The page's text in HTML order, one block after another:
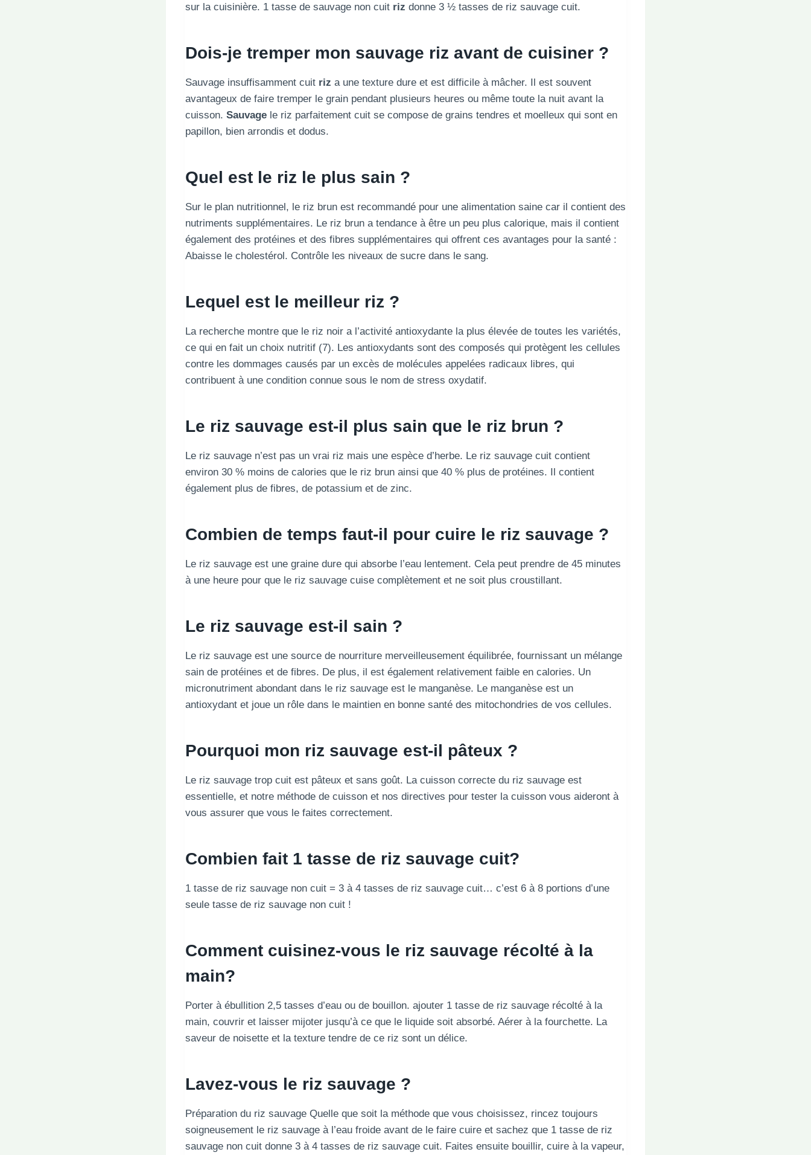
sur la cuisinière. 1 tasse de sauvage non cuit riz donne 3 ½ tasses de riz sauvage cuit.
Dois-je tremper mon sauvage riz avant de cuisiner ?
Sauvage insuffisamment cuit riz a une texture dure et est difficile à mâcher. Il est souvent
avantageux de faire tremper le grain pendant plusieurs heures ou même toute la nuit avant la
cuisson. Sauvage le riz parfaitement cuit se compose de grains tendres et moelleux qui sont en
papillon, bien arrondis et dodus.
Quel est le riz le plus sain ?
Sur le plan nutritionnel, le riz brun est recommandé pour une alimentation saine car il contient des
nutriments supplémentaires. Le riz brun a tendance à être un peu plus calorique, mais il contient
également des protéines et des fibres supplémentaires qui offrent ces avantages pour la santé :
Abaisse le cholestérol. Contrôle les niveaux de sucre dans le sang.
Lequel est le meilleur riz ?
La recherche montre que le riz noir a l’activité antioxydante la plus élevée de toutes les variétés,
ce qui en fait un choix nutritif (7). Les antioxydants sont des composés qui protègent les cellules
contre les dommages causés par un excès de molécules appelées radicaux libres, qui
contribuent à une condition connue sous le nom de stress oxydatif.
Le riz sauvage est-il plus sain que le riz brun ?
Le riz sauvage n’est pas un vrai riz mais une espèce d’herbe. Le riz sauvage cuit contient
environ 30 % moins de calories que le riz brun ainsi que 40 % plus de protéines. Il contient
également plus de fibres, de potassium et de zinc.
Combien de temps faut-il pour cuire le riz sauvage ?
Le riz sauvage est une graine dure qui absorbe l’eau lentement. Cela peut prendre de 45 minutes
à une heure pour que le riz sauvage cuise complètement et ne soit plus croustillant.
Le riz sauvage est-il sain ?
Le riz sauvage est une source de nourriture merveilleusement équilibrée, fournissant un mélange
sain de protéines et de fibres. De plus, il est également relativement faible en calories. Un
micronutriment abondant dans le riz sauvage est le manganèse. Le manganèse est un
antioxydant et joue un rôle dans le maintien en bonne santé des mitochondries de vos cellules.
Pourquoi mon riz sauvage est-il pâteux ?
Le riz sauvage trop cuit est pâteux et sans goût. La cuisson correcte du riz sauvage est
essentielle, et notre méthode de cuisson et nos directives pour tester la cuisson vous aideront à
vous assurer que vous le faites correctement.
Combien fait 1 tasse de riz sauvage cuit?
1 tasse de riz sauvage non cuit = 3 à 4 tasses de riz sauvage cuit… c’est 6 à 8 portions d’une
seule tasse de riz sauvage non cuit !
Comment cuisinez-vous le riz sauvage récolté à la
main?
Porter à ébullition 2,5 tasses d’eau ou de bouillon. ajouter 1 tasse de riz sauvage récolté à la
main, couvrir et laisser mijoter jusqu’à ce que le liquide soit absorbé. Aérer à la fourchette. La
saveur de noisette et la texture tendre de ce riz sont un délice.
Lavez-vous le riz sauvage ?
Préparation du riz sauvage Quelle que soit la méthode que vous choisissez, rincez toujours
soigneusement le riz sauvage à l’eau froide avant de le faire cuire et sachez que 1 tasse de riz
sauvage non cuit donne 3 à 4 tasses de riz sauvage cuit. Faites ensuite bouillir, cuire à la vapeur,